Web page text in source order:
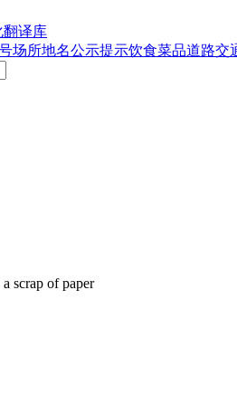
翻译库
场所地名公示提示饮食菜品道路交
scrap of paper